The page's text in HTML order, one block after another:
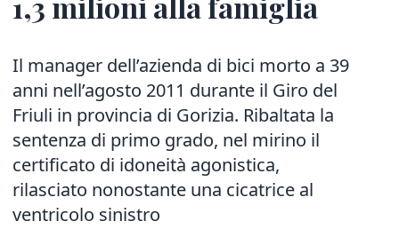
Il manager dell’azienda di bici morto a 39
anni nell’agosto 2011 durante il Giro del
Friuli in provincia di Gorizia. Ribaltata la
sentenza di primo grado, nel mirino il
certificato di idoneità agonistica,
rilasciato nonostante una cicatrice al
ventricolo sinistro